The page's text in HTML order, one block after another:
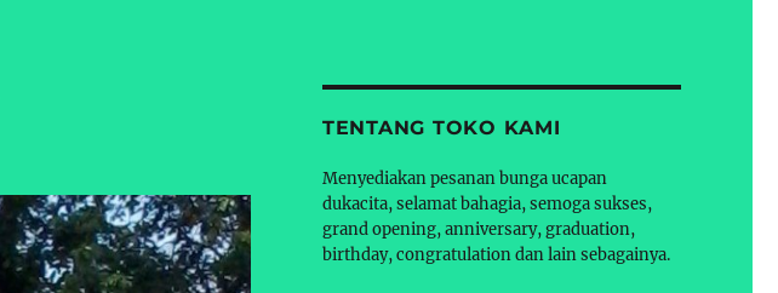
TENTANG TOKO KAMI
Menyediakan pesanan bunga ucapan
dukacita, selamat bahagia, semoga sukses,
grand opening, anniversary, graduation,
birthday, congratulation dan lain sebagainya.